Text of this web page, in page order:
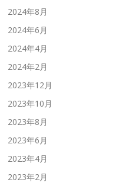
2024年8月
2024年6月
2024年4月
2024年2月
2023年12月
2023年10月
2023年8月
2023年6月
2023年4月
2023年2月